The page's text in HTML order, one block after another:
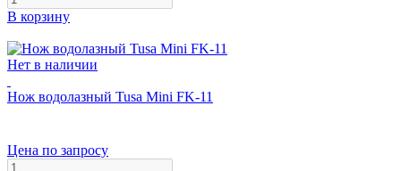
В корзину
Нет в наличии
Нож водолазный Tusa Mini FK-11
Цена по запросу